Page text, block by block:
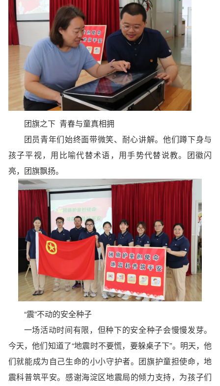
团旗之下 青春与童真相拥
团员青年们始终面带微笑、耐心讲解。他们蹲下身与
孩子平视，用比喻代替术语，用手势代替说教。团徽闪
亮，团旗飘扬。
“震”不动的安全种子
一场活动时间有限，但种下的安全种子会慢慢发芽。
今天，他们知道了“地震时不要慌，要躲桌子下”。明天，他
们就能成为自己生命的小小守护者。团旗护童担使命，地
震科普筑平安。感谢海淀区地震局的倾力支持，为孩子们